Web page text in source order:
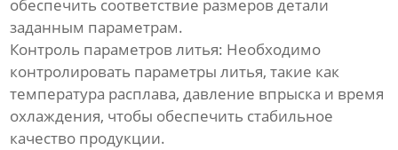
обеспечить соответствие размеров детали
заданным параметрам.
Контроль параметров литья: Необходимо
контролировать параметры литья, такие как
температура расплава, давление впрыска и время
охлаждения, чтобы обеспечить стабильное
качество продукции.